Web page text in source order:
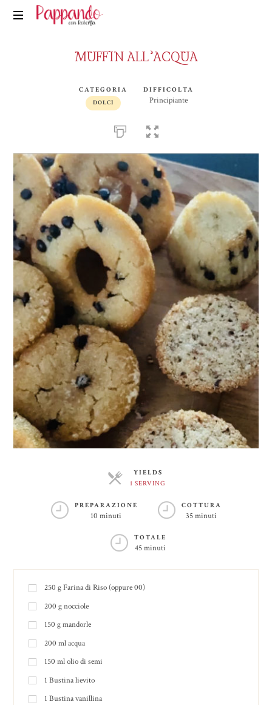
Pappando.it
MUFFIN ALL’ACQUA
CATEGORIA
DOLCI
DIFFICOLTA
Principiante
YIELDS
1 SERVING
PREPARAZIONE
10 minuti
COTTURA
35 minuti
TOTALE
45 minuti
250 g Farina di Riso (oppure 00)
200 g nocciole
150 g mandorle
200 ml acqua
150 ml olio di semi
1 Bustina lievito
1 Bustina vanillina